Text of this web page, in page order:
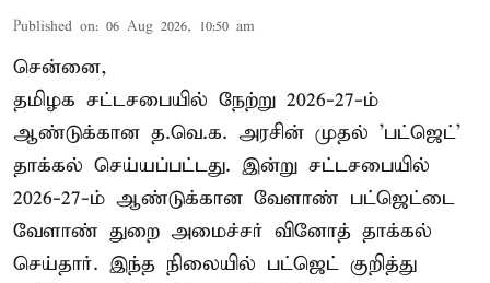
Published on: 06 Aug 2026, 10:50 am
சென்னை,
தமிழக சட்டசபையில் நேற்று 2026-27-ம்
ஆண்டுக்கான த.வெ.க. அரசின் முதல் 'பட்ஜெட்'
தாக்கல் செய்யப்பட்டது. இன்று சட்டசபையில்
2026-27-ம் ஆண்டுக்கான வேளாண் பட்ஜெட்டை
வேளாண் துறை அமைச்சர் வினோத் தாக்கல்
செய்தார். இந்த நிலையில் பட்ஜெட் குறித்து